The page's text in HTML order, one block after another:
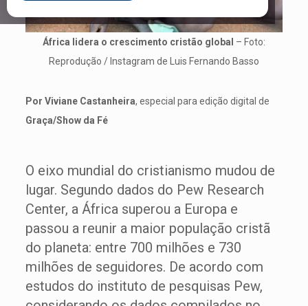
África lidera o crescimento cristão global – Foto:
Reprodução / Instagram de Luis Fernando Basso
Por Viviane Castanheira, especial para edição digital de
Graça/Show da Fé
O eixo mundial do cristianismo mudou de
lugar. Segundo dados do Pew Research
Center, a África superou a Europa e
passou a reunir a maior população cristã
do planeta: entre 700 milhões e 730
milhões de seguidores. De acordo com
estudos do instituto de pesquisas Pew,